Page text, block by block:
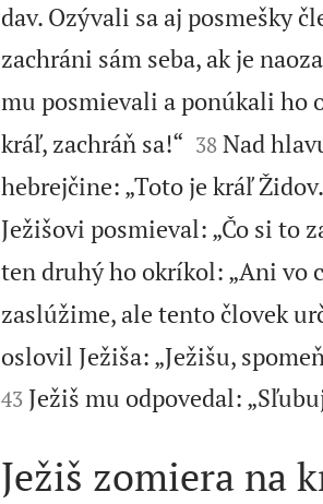
dav. Ozývali sa aj posmešky
zachráni sám seba, ak je
mu posmievali a ponúkali ho
kráľ, zachráň sa!“
38 Nad
hebrejčine: „Toto je kráľ
Ježišovi posmieval: „Čo si to
ten druhý ho okríkol: „Ani vo
zaslúžime, ale tento človek
oslovil Ježiša: „Ježišu,
43 Ježiš mu odpovedal:
Ježiš zomiera na